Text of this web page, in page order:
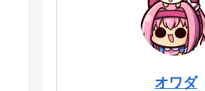
オワダ